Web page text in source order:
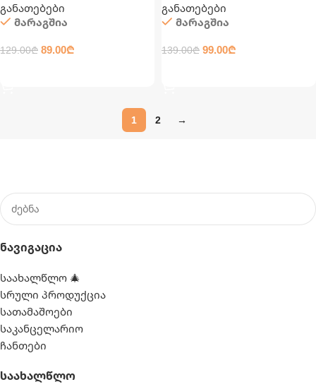
განათებები
მარაგშია
129.00₾ 89.00₾
განათებები
მარაგშია
139.00₾ 99.00₾
1 2 →
Ნავიგაცია
საახალწლო 🎄
სრული პროდუქცია
სათამაშოები
საკანცელარიო
ჩანთები
Საახალწლო